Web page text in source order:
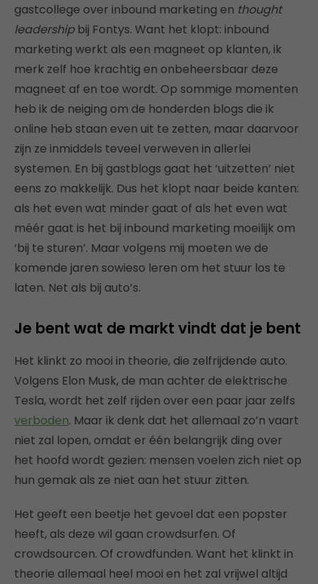
gastcollege over inbound marketing en thought
leadershipbij Fontys. Want het klopt: inbound
marketing werkt als een magneet op klanten, ik
merk zelf hoe krachtig en onbeheersbaar deze
magneet af en toe wordt. Op sommige momenten
heb ik de neiging om de honderden blogs die ik
online heb staan even uit te zetten, maar daarvoor
zijn ze inmiddels teveel verweven in allerlei
systemen. En bij gastblogs gaat het ‘uitzetten’ niet
eens zo makkelijk. Dus het klopt naar beide kanten:
als het even wat minder gaat of als het even wat
méér gaat is het bij inbound marketing moeilijk om
‘bij te sturen’. Maar volgens mij moeten we de
komende jaren sowieso leren om het stuur los te
laten. Net als bij auto’s.
Je bent wat de markt vindt dat je bent
Het klinkt zo mooi in theorie, die zelfrijdende auto.
Volgens Elon Musk, de man achter de elektrische
Tesla, wordt het zelf rijden over een paar jaar zelfs
verboden. Maar ik denk dat het allemaal zo’n vaart
niet zal lopen, omdat er één belangrijk ding over
het hoofd wordt gezien: mensen voelen zich niet op
hun gemak als ze niet aan het stuur zitten.
Het geeft een beetje het gevoel dat een popster
heeft, als deze wil gaan crowdsurfen. Of
crowdsourcen. Of crowdfunden. Want het klinkt in
theorie allemaal heel mooi en het zal vrijwel altijd